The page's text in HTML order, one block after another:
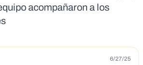
acompañaron a los
6/27/25